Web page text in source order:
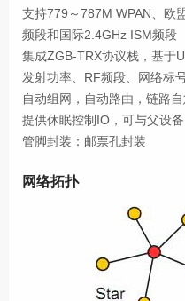
支持779～787M WPAN、欧
频段和国际2.4GHz ISM频段
集成ZGB-TRX协议栈，基于
发射功率、RF频段、网络标
自动组网，自动路由，链路自
提供休眠控制IO，可与父设
管脚封装：邮票孔封装
网络拓扑